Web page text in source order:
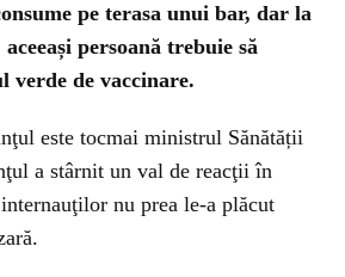
pe terasa unui bar, dar la
persoană trebuie să
verde de vaccinare.
este tocmai ministrul Sănătății
a stârnit un val de reacţii în
nu prea le-a plăcut